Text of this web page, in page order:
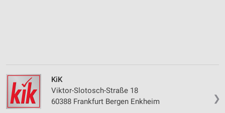
❯
KiK
Viktor-Slotosch-Straße 18
60388 Frankfurt Bergen Enkheim
Messung der Performance von Inhalten
Analyse von Zielgruppen durch Statistiken oder